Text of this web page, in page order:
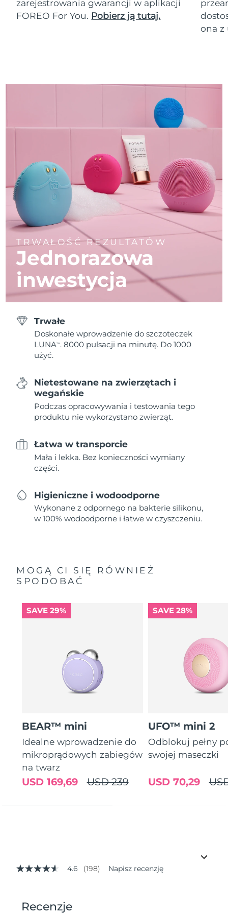
zarejestrowania gwarancji w aplikacji
FOREO For You. Pobierz ją tutaj.
ona z
TRWAŁOŚĆ REZULTATÓW
Jednorazowa
inwestycja
Trwałe
Doskonałe wprowadzenie do szczoteczek
LUNATM . 8000 pulsacji na minutę. Do 1000
użyć.
Nietestowane na zwierzętach i
wegańskie
Podczas opracowywania i testowania tego
produktu nie wykorzystano zwierząt.
Łatwa w transporcie
Mała i lekka. Bez konieczności wymiany
części.
Higieniczne i wodoodporne
Wykonane z odpornego na bakterie silikonu,
w 100% wodoodporne i łatwe w czyszczeniu.
MOGĄ CI SIĘ RÓWNIEŻ
SPODOBAĆ
SAVE 29%
BEAR™ mini
Idealne wprowadzenie do
mikroprądowych zabiegów
na twarz
USD 239
USD 169,69
SAVE 28%
UFO™ mini 2
Odblokuj pełny
swojej maseczki
USD 70,29
4.6
średnia
wartość
4.6 (198) Napisz recenzję